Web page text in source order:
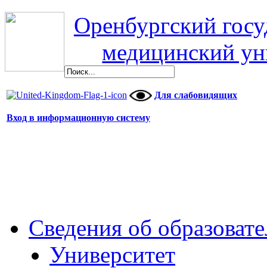
Оренбургский
медицинский
Для слабовидящих
Вход в информационную систему
Сведения об
Университет